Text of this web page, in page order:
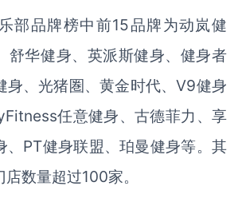
部品牌榜中前15品牌为动岚健
舒华健身、英派斯健身、健身者
身、光猪圏、黄金时代、V9健身
任意健身、古德菲力、享
、PT健身联盟、珀曼健身等。其
数量超过100家。